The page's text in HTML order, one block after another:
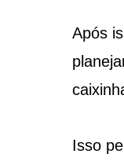
Após
Isso